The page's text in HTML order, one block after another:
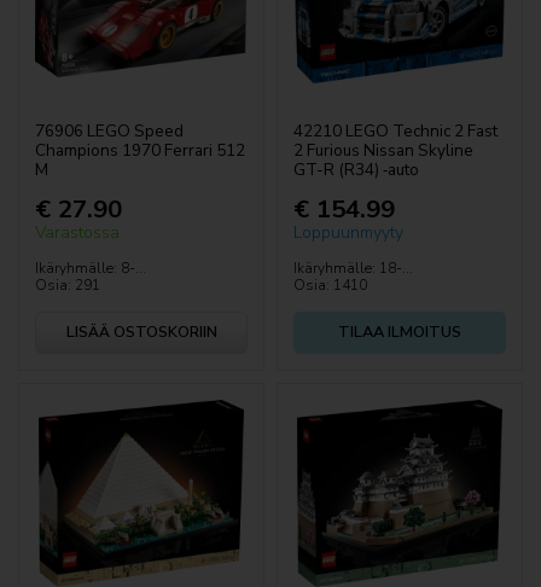
76906 LEGO Speed
Champions 1970 Ferrari 512
M
€ 27.90
Varastossa
Ikäryhmälle: 8-...
Osia: 291
LISÄÄ OSTOSKORIIN
42210 LEGO Technic 2 Fast
2 Furious Nissan Skyline
GT-R (R34) ‑auto
€ 154.99
Loppuunmyyty
Ikäryhmälle: 18-...
Osia: 1410
TILAA ILMOITUS